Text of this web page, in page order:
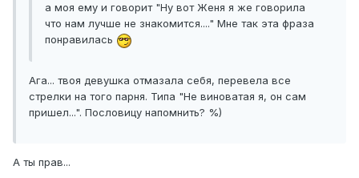
а моя ему и говорит "Ну вот Женя я же говорила
что нам лучше не знакомится...." Мне так эта фраза
понравилась
Ага... твоя девушка отмазала себя, перевела все
стрелки на того парня. Типа "Не виноватая я, он сам
пришел...". Пословицу напомнить? %)
А ты прав...